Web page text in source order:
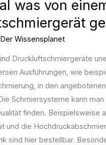
was von
Der Wissensplanet
Druckluftschmiergeräte
Ausführungen, wie
in den
Schmiersysteme kann man
finden. Beispielsweise
und die
sind hier bestellbar.